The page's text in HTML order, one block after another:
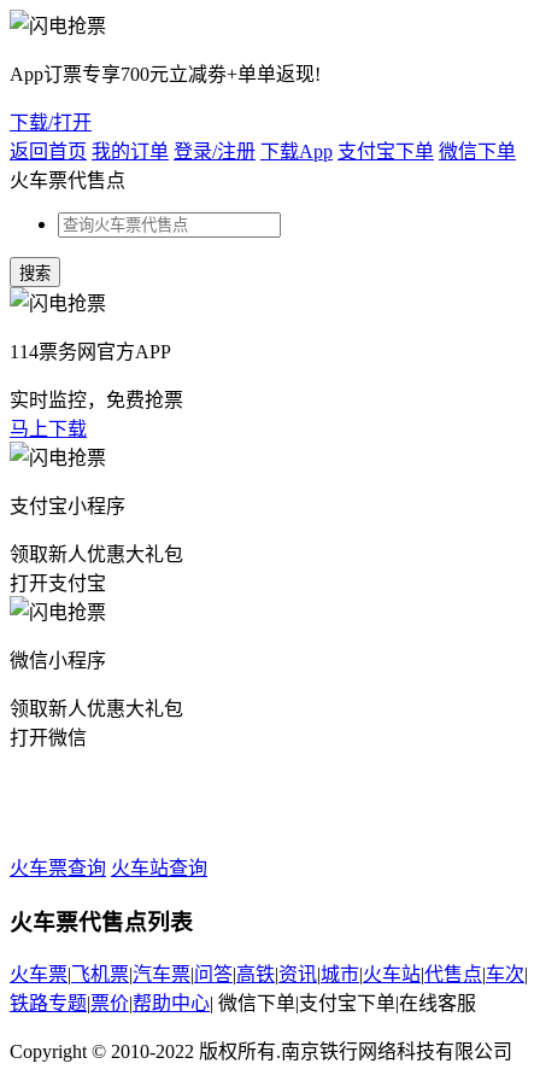
App订票专享700元立减劵+单单返现!
下载/打开
返回首页 我的订单 登录/注册 下载App 支付宝下单 微信下单
火车票代售点
114票务网官方APP
实时监控，免费抢票
马上下载
支付宝小程序
领取新人优惠大礼包
打开支付宝
微信小程序
领取新人优惠大礼包
打开微信
火车票查询 火车站查询
火车票代售点列表
火车票|飞机票|汽车票|问答|高铁|资讯|城市|火车站|代售点|车次|
铁路专题|票价|帮助中心| 微信下单|支付宝下单|在线客服
Copyright © 2010-2022 版权所有.南京铁行网络科技有限公司